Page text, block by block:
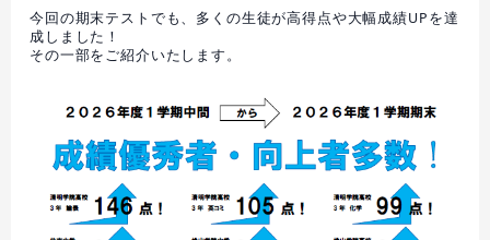
今回の期末テストでも、多くの生徒が高得点や大幅成績UPを達
成しました！
その一部をご紹介いたします。